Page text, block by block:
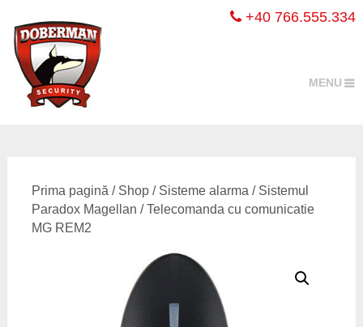
+40 766.555.334
MENU
Prima pagină / Shop/ Sisteme alarma / Sistemul
Paradox Magellan / Telecomanda cu comunicatie
MG REM2